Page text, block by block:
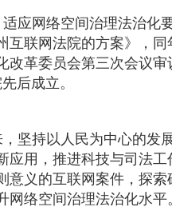
应网络空间治理法治化
互联网法院的方案》，
改革委员会第三次会议
后成立。
坚持以人民为中心的发
应用，推进科技与司法
意义的互联网案件，探
网络空间治理法治化水平